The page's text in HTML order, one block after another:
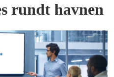
rundt havnen